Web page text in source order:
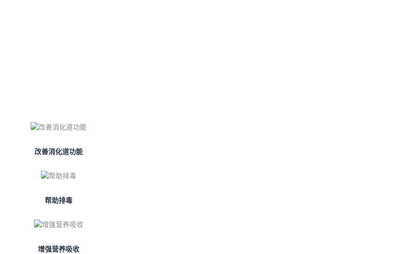
改善消化道功能
帮助排毒
增强营养吸收